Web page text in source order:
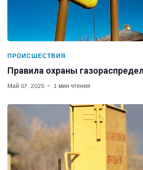
ПРОИСШЕСТВИЯ
Правила охраны
Май 07, 2025 1 мин чтения